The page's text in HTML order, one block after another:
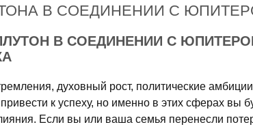
В СОЕДИНЕНИИ С
В СОЕДИНЕНИИ С
духовный рост, политические
к успеху, но именно в этих сферах вы
Если вы или ваша семья перенесли